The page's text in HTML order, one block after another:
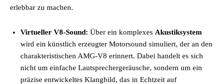
erlebbar zu machen.
Virtueller V8-Sound: Über ein komplexes Akustiksystem
wird ein künstlich erzeugter Motorsound simuliert, der an den
charakteristischen AMG-V8 erinnert. Dabei handelt es sich
nicht um einfache Lautsprechergeräusche, sondern um ein
präzise entwickeltes Klangbild, das in Echtzeit auf